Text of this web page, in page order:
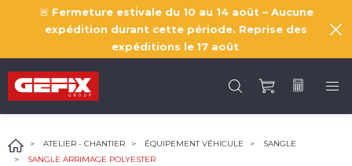
🚨 Fermeture estivale du 10 au 14 août – Aucune
expédition durant cette période. Reprise des
expéditions le 17 août
ATELIER - CHANTIER ÉQUIPEMENT VÉHICULE
SANGLE
SANGLE ARRIMAGE POLYESTER